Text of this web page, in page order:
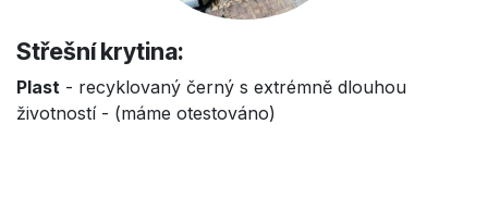
Střešní krytina:
Plast - recyklovaný černý s extrémně dlouhou
životností - (máme otestováno)